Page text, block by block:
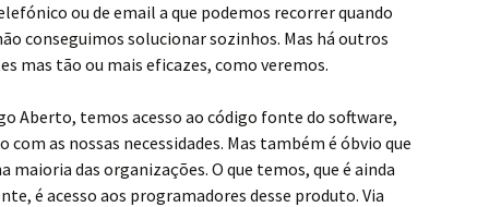
ou de email a que podemos recorrer quando
conseguimos solucionar sozinhos. Mas há outros
mas tão ou mais eficazes, como veremos.
Aberto, temos acesso ao código fonte do software,
as nossas necessidades. Mas também é óbvio que
maioria das organizações. O que temos, que é ainda
é acesso aos programadores desse produto. Via